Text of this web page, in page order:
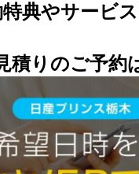
典やサービ
積りのご予約